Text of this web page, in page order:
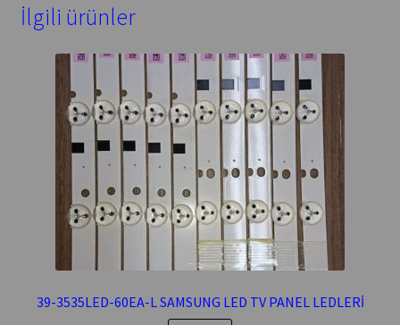
İlgili ürünler
39-3535LED-60EA-L SAMSUNG LED TV PANEL LEDLERİ